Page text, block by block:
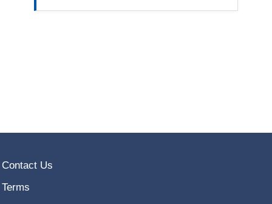
Contact Us
Terms